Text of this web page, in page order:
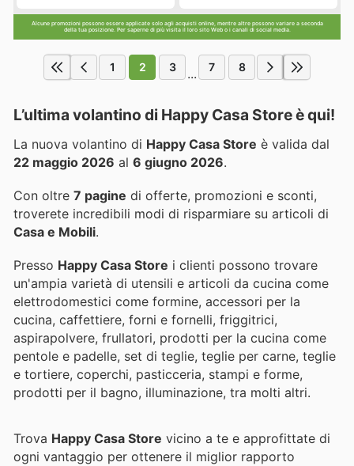
Alcune promozioni possono essere applicate solo agli acquisti online, mentre altre possono variare a seconda
della tua posizione. Per saperne di più visita il loro sito Web o i canali di social media.
1 2 3 ... 7 8
L’ultima volantino di Happy Casa Store è qui!
La nuova volantino di Happy Casa Store è valida dal
22 maggio 2026 al 6 giugno 2026.
Con oltre 7 pagine di offerte, promozioni e sconti,
troverete incredibili modi di risparmiare su articoli di
Casa e Mobili.
Presso Happy Casa Store i clienti possono trovare
un'ampia varietà di utensili e articoli da cucina come
elettrodomestici come formine, accessori per la
cucina, caffettiere, forni e fornelli, friggitrici,
aspirapolvere, frullatori, prodotti per la cucina come
pentole e padelle, set di teglie, teglie per carne, teglie
e tortiere, coperchi, pasticceria, stampi e forme,
prodotti per il bagno, illuminazione, tra molti altri.
Trova Happy Casa Store vicino a te e approfittate di
ogni vantaggio per ottenere il miglior rapporto